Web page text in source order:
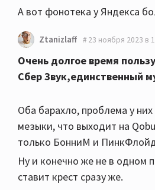
А вот фонотека у Яндекса
Ztanizlaff 23 ноября 2023 в
Очень долгое время
Сбер Звук,единственный
Оба барахло, проблема у
мeзыки, что выходит на
только БонниМ и
Ну и конечно же не в одном
ставит крест сразу же.